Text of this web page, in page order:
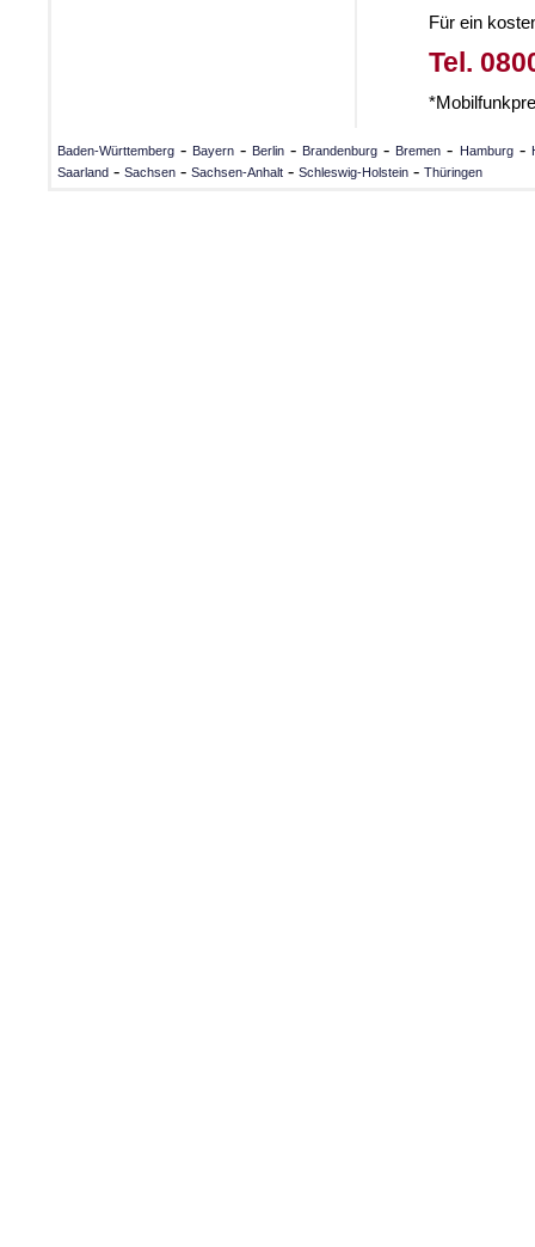
Für ein
Tel.
Baden-Württemberg - Bayern - Berlin - Brandenburg - Bremen - Hamburg-
Saarland - Sachsen - Sachsen-Anhalt - Schleswig-Holstein - Thüringen